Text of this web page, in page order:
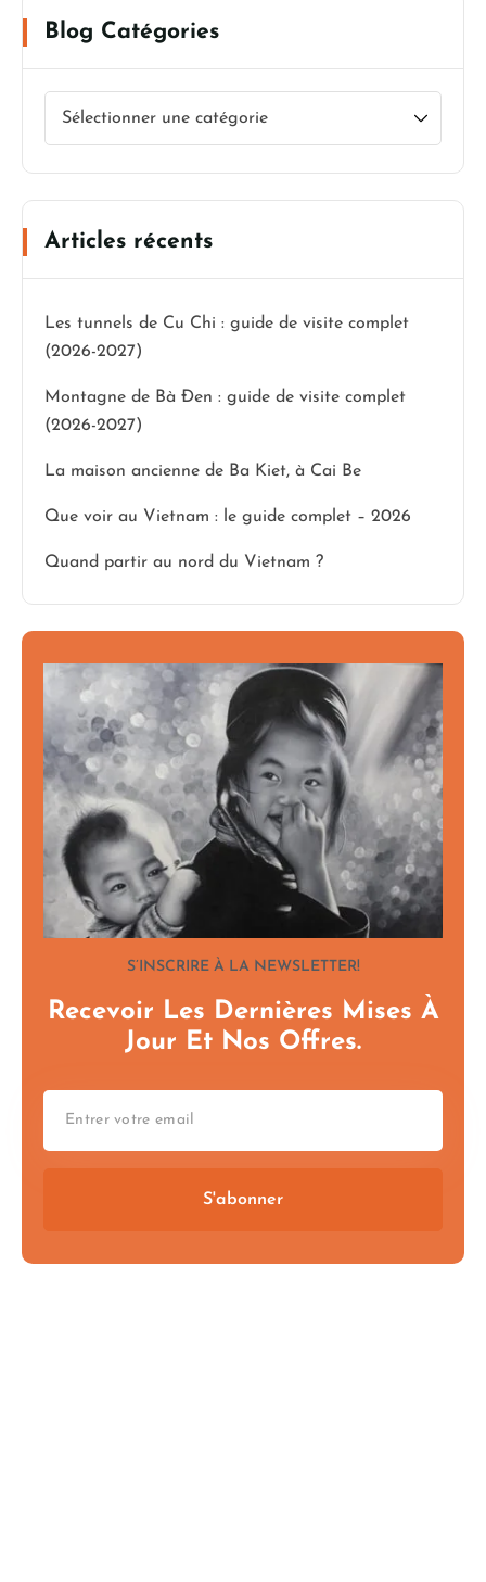
Blog Catégories
Articles récents
Les tunnels de Cu Chi : guide de visite complet
(2026-2027)
Montagne de Bà Đen : guide de visite complet
(2026-2027)
La maison ancienne de Ba Kiet, à Cai Be
Que voir au Vietnam : le guide complet – 2026
Quand partir au nord du Vietnam ?
S’INSCRIRE À LA NEWSLETTER!
Recevoir Les Dernières Mises À
Jour Et Nos Offres.
S'abonner